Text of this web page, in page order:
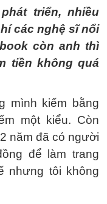
triển, nhiều
các nghệ sĩ nổi
còn anh thì
tiền không quá
mình kiếm bằng
một kiểu. Còn
năm đã có người
để làm trang
nhưng tôi không